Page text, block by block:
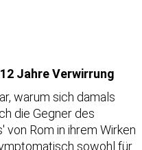
12 Jahre Verwirrung
warum sich damals
die Gegner des
von Rom in ihrem Wirken
sowohl für